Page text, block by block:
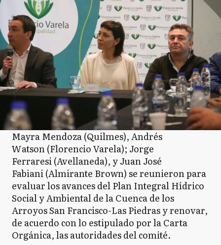
Mayra Mendoza (Quilmes), Andrés
Watson (Florencio Varela); Jorge
Ferraresi (Avellaneda), y Juan José
Fabiani (Almirante Brown) se reunieron para
evaluar los avances del Plan Integral Hídrico
Social y Ambiental de la Cuenca de los
Arroyos San Francisco-Las Piedras y renovar,
de acuerdo con lo estipulado por la Carta
Orgánica, las autoridades del comité.